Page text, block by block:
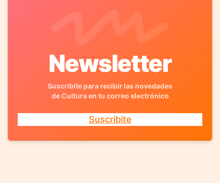
Newsletter
Suscribite para recibir las novedades
de Cultura en tu correo electrónico
Suscribite